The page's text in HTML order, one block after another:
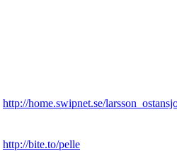
http://home.swipnet.se/
http://bite.to/pelle